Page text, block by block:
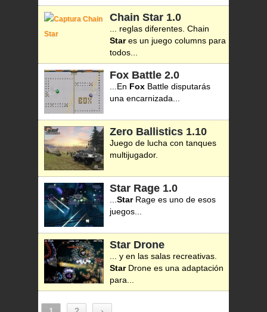
Chain Star 1.0
... reglas diferentes. Chain
Stares un juego columns para
todos...
Fox Battle 2.0
...En Fox Battle disputarás
una encarnizada...
Zero Ballistics 1.10
Juego de lucha con tanques
multijugador.
Star Rage 1.0
StarRage es uno de esos
juegos...
Star Drone
... y en las salas recreativas.
StarDrone es una adaptación
para...